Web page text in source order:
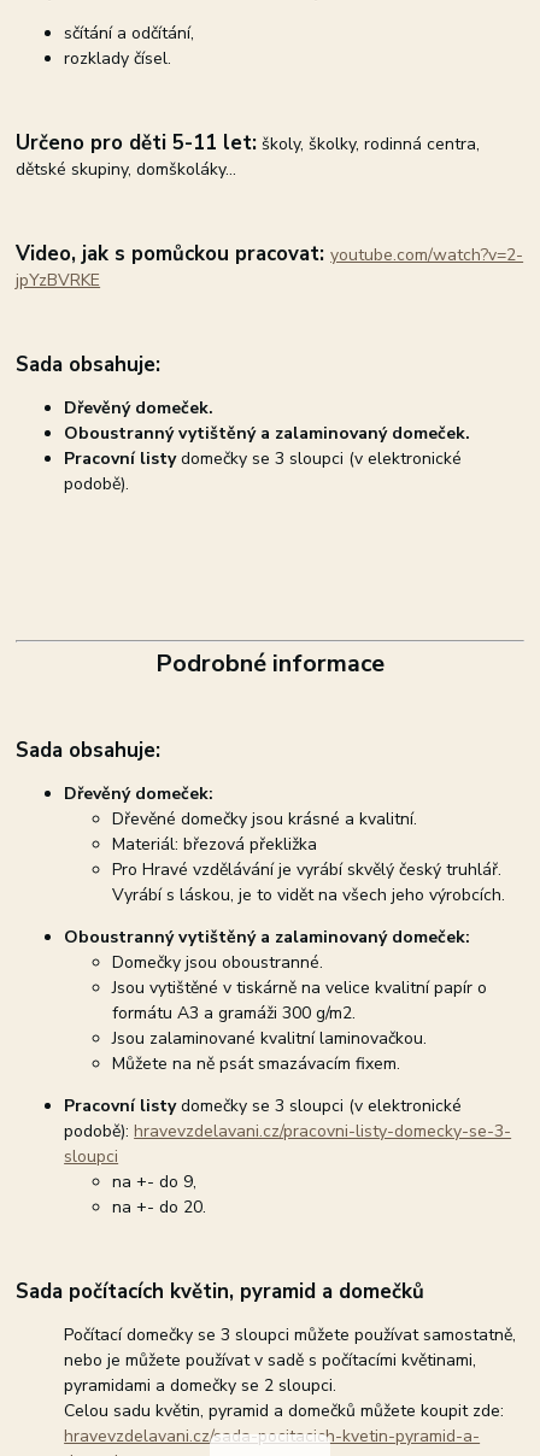
sčítání a odčítání,
rozklady čísel.
Určeno pro děti 5-11 let: školy, školky, rodinná centra,
dětské skupiny, domškoláky...
Video, jak s pomůckou pracovat:youtube.com/watch?v=2-
jpYzBVRKE
Sada obsahuje:
Dřevěný domeček.
Oboustranný vytištěný a zalaminovaný domeček.
Pracovní listydomečky se 3 sloupci (v elektronické
podobě).
Podrobné informace
Sada obsahuje:
Dřevěný domeček:
Dřevěné domečky jsou krásné a kvalitní.
Materiál: březová překližka
Pro Hravé vzdělávání je vyrábí skvělý český truhlář.
Vyrábí s láskou, je to vidět na všech jeho výrobcích.
Oboustranný vytištěný a zalaminovaný domeček:
Domečky jsou oboustranné.
Jsou vytištěné v tiskárně na velice kvalitní papír o
formátu A3 a gramáži 300 g/m2.
Jsou zalaminované kvalitní laminovačkou.
Můžete na ně psát smazávacím fixem.
Pracovní listydomečky se 3 sloupci (v elektronické
podobě):hravevzdelavani.cz/pracovni-listy-domecky-se-3-
sloupci
na +- do 9,
na +- do 20.
Sada počítacích květin, pyramid a domečků
Počítací domečky se 3 sloupci můžete používat samostatně,
nebo je můžete používat v sadě s počítacími květinami,
pyramidami a domečky se 2 sloupci.
Celou sadu květin, pyramid a domečků můžete koupit zde:
hravevzdelavani.cz/sada-pocitacich-kvetin-pyramid-a-